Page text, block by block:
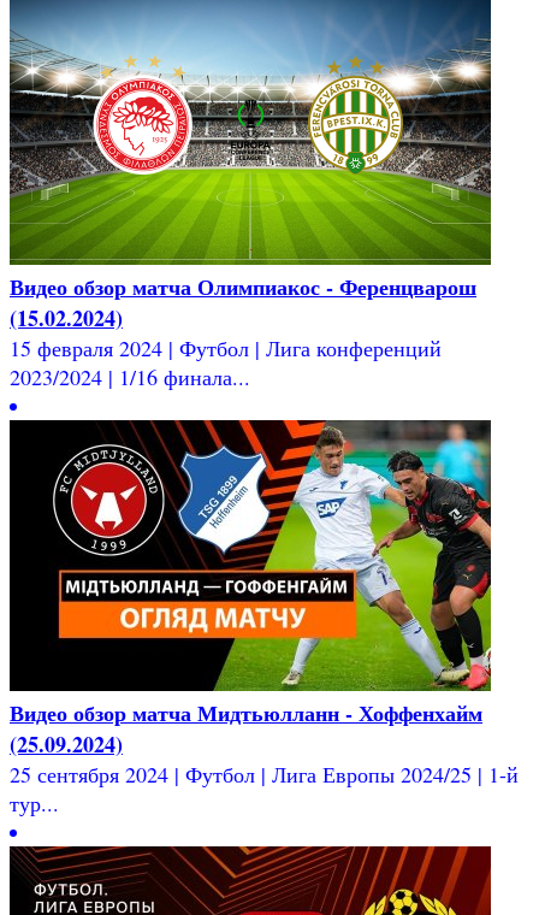
Видео обзор матча Олимпиакос - Ференцварош
(15.02.2024)
15 февраля 2024 | Футбол | Лига конференций
2023/2024 | 1/16 финала...
Видео обзор матча Мидтьюлланн - Хоффенхайм
(25.09.2024)
25 сентября 2024 | Футбол | Лига Европы 2024/25 | 1-й
тур...